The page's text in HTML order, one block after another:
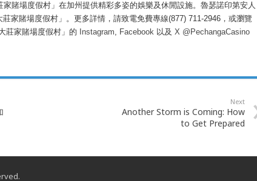
賭場度假村」在加州提供精彩多姿的娛樂及休閒設施。魯瑟諾印第安人
家賭場度假村」。更多詳情，請致電免費專線(877) 711-2946，或瀏覽
莊家賭場度假村」的
Instagram, Facebook以及 X @PechangaCasino
Next
Another Storm is Coming: How
to Get Prepared